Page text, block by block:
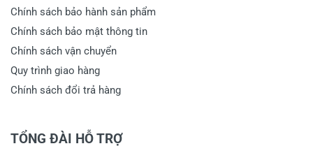
Chính sách bảo hành sản phẩm
Chính sách bảo mật thông tin
Chính sách vận chuyển
Quy trình giao hàng
Chính sách đổi trả hàng
TỔNG ĐÀI HỖ TRỢ